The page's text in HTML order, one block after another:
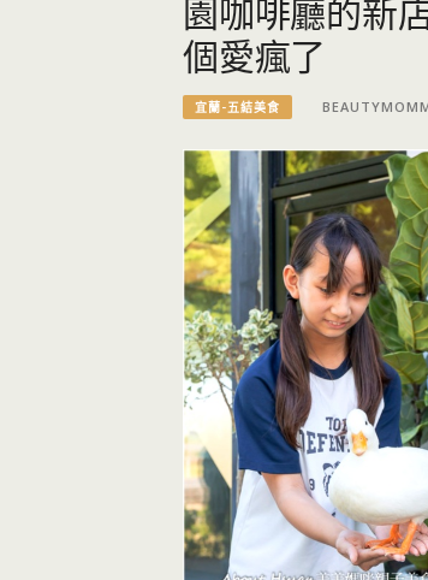
園咖啡廳的新
個愛瘋了
宜蘭-五結美食